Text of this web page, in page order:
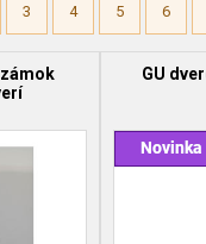
3 4 5 6
zámok
GU